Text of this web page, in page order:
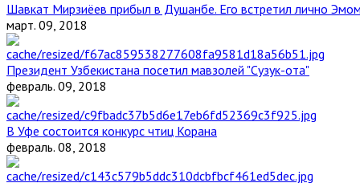
Шавкат Мирзиёев прибыл в Душанбе. Его встретил лично
март. 09, 2018
Президент Узбекистана посетил мавзолей "Сузук-ота"
февраль. 09, 2018
В Уфе состоится конкурс чтиц Корана
февраль. 08, 2018